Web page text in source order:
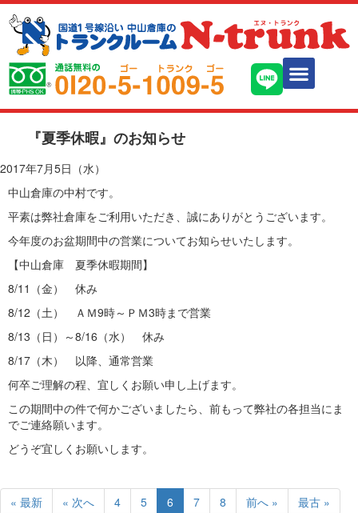
『夏季休暇』のお知らせ
2017年7月5日（水）
中山倉庫の中村です。
平素は弊社倉庫をご利用いただき、誠にありがとうございます。
今年度のお盆期間中の営業についてお知らせいたします。
【中山倉庫 夏季休暇期間】
8/11（金） 休み
8/12（土） ＡＭ9時～ＰＭ3時まで営業
8/13（日）～8/16（水） 休み
8/17（木） 以降、通常営業
何卒ご理解の程、宜しくお願い申し上げます。
この期間中の件で何かございましたら、前もって弊社の各担当にま
でご連絡願います。
どうぞ宜しくお願いします。
« 最新 « 次へ 4 5 6 7 8 前へ » 最古 »